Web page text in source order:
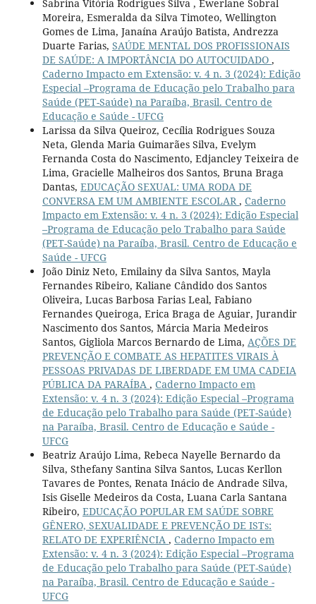
Sabrina Vitória Rodrigues Silva , Ewerlane Sobral
Moreira, Esmeralda da Silva Timoteo, Wellington
Gomes de Lima, Janaína Araújo Batista, Andrezza
Duarte Farias, SAÚDE MENTAL DOS PROFISSIONAIS
DE SAÚDE: A IMPORTÂNCIA DO AUTOCUIDADO ,
Caderno Impacto em Extensão: v. 4 n. 3 (2024): Edição
Especial –Programa de Educação pelo Trabalho para
Saúde (PET-Saúde) na Paraíba, Brasil. Centro de
Educação e Saúde - UFCG
Larissa da Silva Queiroz, Cecília Rodrigues Souza
Neta, Glenda Maria Guimarães Silva, Evelym
Fernanda Costa do Nascimento, Edjancley Teixeira de
Lima, Gracielle Malheiros dos Santos, Bruna Braga
Dantas, EDUCAÇÃO SEXUAL: UMA RODA DE
CONVERSA EM UM AMBIENTE ESCOLAR, Caderno
Impacto em Extensão: v. 4 n. 3 (2024): Edição Especial
–Programa de Educação pelo Trabalho para Saúde
(PET-Saúde) na Paraíba, Brasil. Centro de Educação e
Saúde - UFCG
João Diniz Neto, Emilainy da Silva Santos, Mayla
Fernandes Ribeiro, Kaliane Cândido dos Santos
Oliveira, Lucas Barbosa Farias Leal, Fabiano
Fernandes Queiroga, Erica Braga de Aguiar, Jurandir
Nascimento dos Santos, Márcia Maria Medeiros
Santos, Gigliola Marcos Bernardo de Lima, AÇÕES DE
PREVENÇÃO E COMBATE AS HEPATITES VIRAIS À
PESSOAS PRIVADAS DE LIBERDADE EM UMA CADEIA
PÚBLICA DA PARAÍBA , Caderno Impacto em
Extensão: v. 4 n. 3 (2024): Edição Especial –Programa
de Educação pelo Trabalho para Saúde (PET-Saúde)
na Paraíba, Brasil. Centro de Educação e Saúde -
UFCG
Beatriz Araújo Lima, Rebeca Nayelle Bernardo da
Silva, Sthefany Santina Silva Santos, Lucas Kerllon
Tavares de Pontes, Renata Inácio de Andrade Silva,
Isis Giselle Medeiros da Costa, Luana Carla Santana
Ribeiro, EDUCAÇÃO POPULAR EM SAÚDE SOBRE
GÊNERO, SEXUALIDADE E PREVENÇÃO DE ISTs:
RELATO DE EXPERIÊNCIA , Caderno Impacto em
Extensão: v. 4 n. 3 (2024): Edição Especial –Programa
de Educação pelo Trabalho para Saúde (PET-Saúde)
na Paraíba, Brasil. Centro de Educação e Saúde -
UFCG